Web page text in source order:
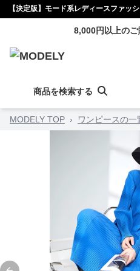
【決定版】モード系レディースファッ
8,000円以上の
商品を検索する
MODELY TOP › ワンピースの一